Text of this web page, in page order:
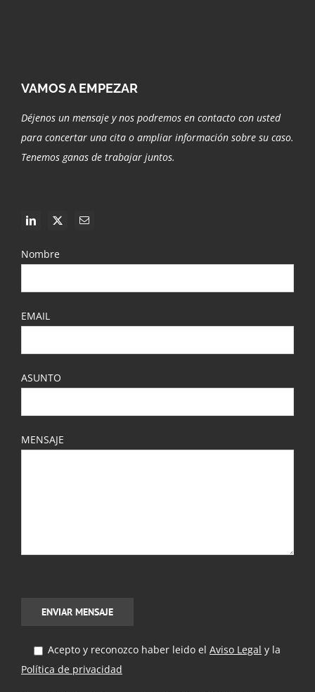
VAMOS A EMPEZAR
Déjenos un mensaje y nos podremos en contacto con usted
para concertar una cita o ampliar información sobre su caso.
Tenemos ganas de trabajar juntos.
Nombre
EMAIL
ASUNTO
MENSAJE
Acepto y reconozco haber leido el Aviso Legal y la
Política de privacidad